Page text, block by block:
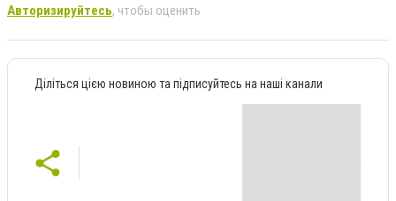
Авторизируйтесь, чтобы оценить
Діліться цією новиною та підписуйтесь на наші канали